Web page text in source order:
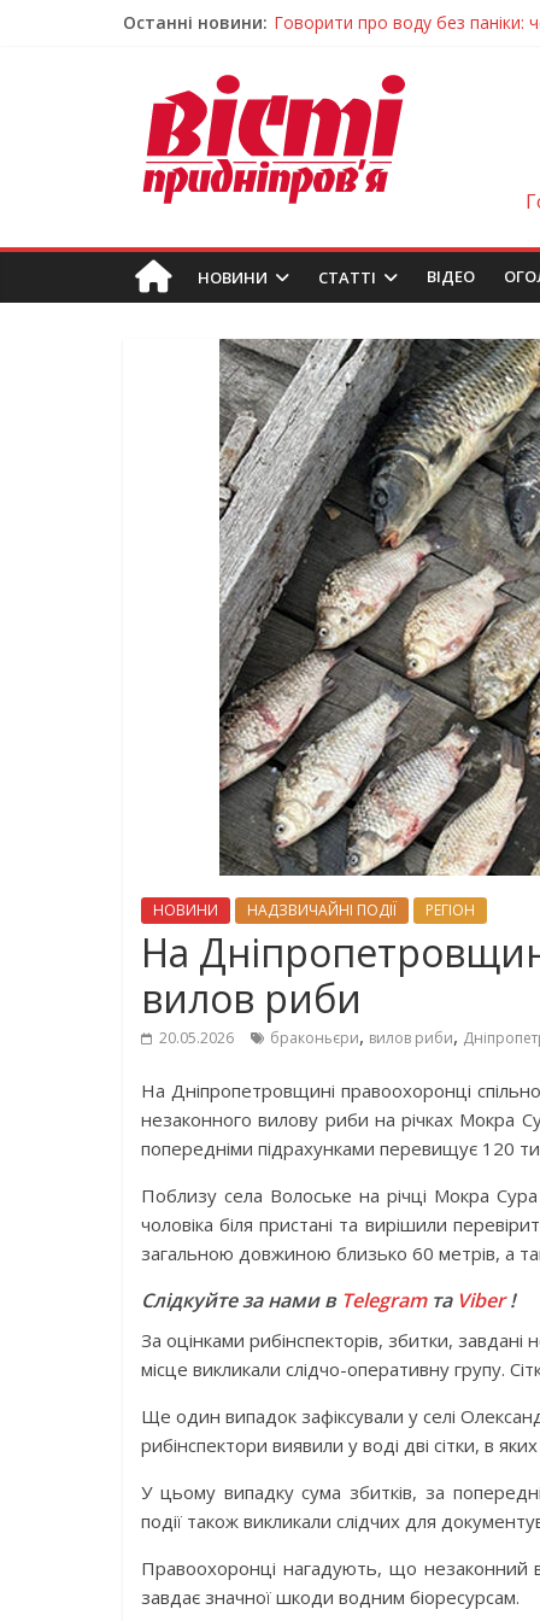
Останні новини: Лікар – на екрані: Як працюють
Пошуки тривають: на
Ветерани Дніпропетровщини
НОВИНИ СТАТТІ ВIДЕО
НОВИНИ НАДЗВИЧАЙНІ ПОДІЇ РЕГІОН
На
вилов риби
20.05.2026 браконьєри, вилов риби,
На Дніпропетровщині правоохоронці
незаконного вилову риби на річках Мокра
попередніми підрахунками перевищує 120
Поблизу села Волоське на річці Мокра Сура
чоловіка біля пристані та вирішили
загальною довжиною близько 60 метрів, а
Слідкуйте за нами в Telegramта Viber!
За оцінками рибінспекторів, збитки,
місце викликали слідчо-оперативну групу.
Ще один випадок зафіксували у селі
рибінспектори виявили у воді дві сітки, в
У цьому випадку сума збитків, за
події також викликали слідчих для
Правоохоронці нагадують, що незаконний
завдає значної шкоди водним біоресурсам.